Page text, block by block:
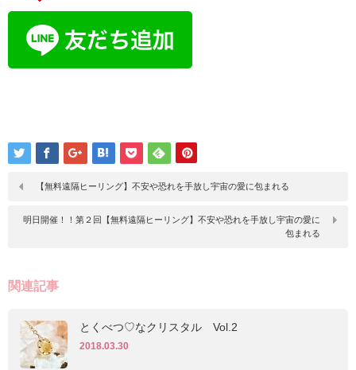
【無料遠隔ヒーリング】不安や恐れを手放し宇宙の愛に包まれる
明日開催！！第２回【無料遠隔ヒーリング】不安や恐れを手放し宇宙の愛に
包まれる
関連記事
とくべつ♡なクリスタル Vol.2
2018.03.30